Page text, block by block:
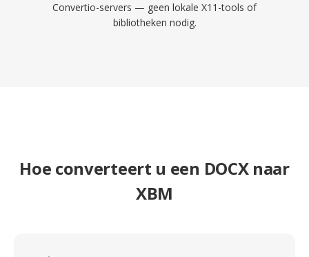
Convertio-servers — geen lokale X11-tools of
bibliotheken nodig.
Hoe converteert u een DOCX naar
XBM